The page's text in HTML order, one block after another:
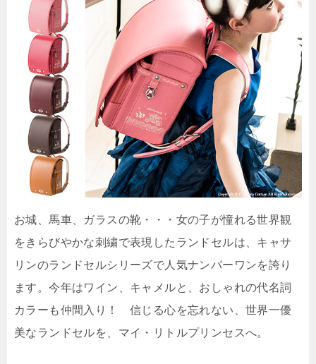
お城、馬車、ガラスの靴・・・女の子が憧れる世界観
をきらびやかな刺繍で表現したランドセルは、キャサ
リンのランドセルシリーズで人気ナンバーワンを誇り
ます。今年はワイン、キャメルと、おしゃれの代名詞
カラーも仲間入り！ 信じる心を忘れない、世界一優
美なランドセルを、マイ・リトルプリンセスへ。